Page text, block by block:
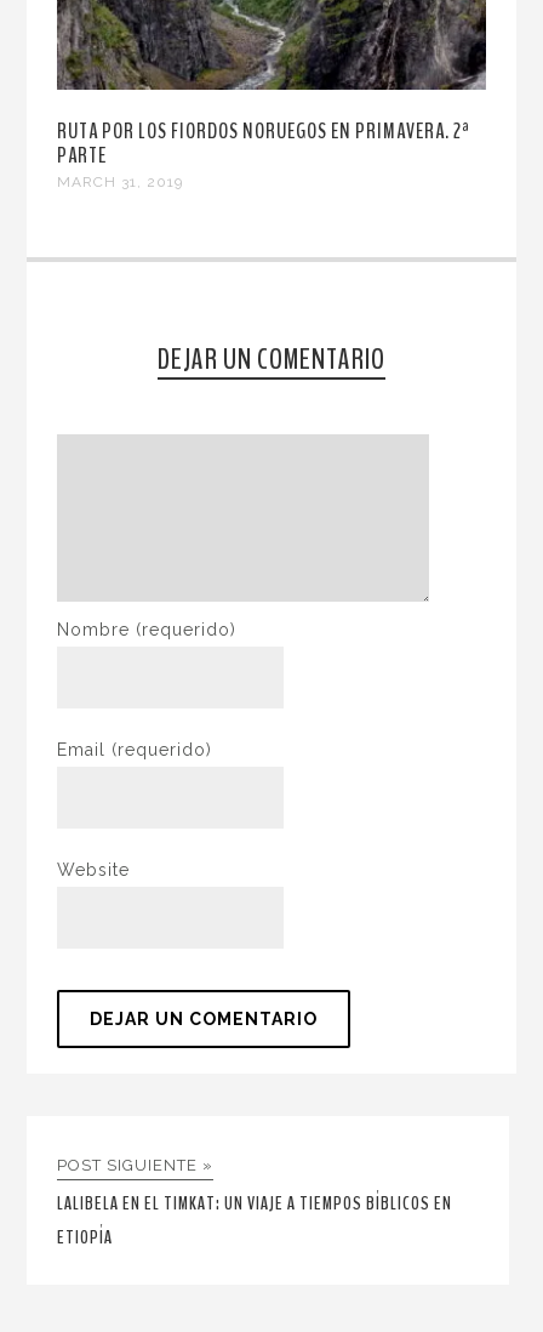
RUTA POR LOS FIORDOS NORUEGOS EN PRIMAVERA. 2ª
PARTE
MARCH 31, 2019
DEJAR UN COMENTARIO
Nombre (requerido)
Email (requerido)
Website
POST SIGUIENTE »
LALIBELA EN EL TIMKAT: UN VIAJE A TIEMPOS BÍBLICOS EN
ETIOPÍA